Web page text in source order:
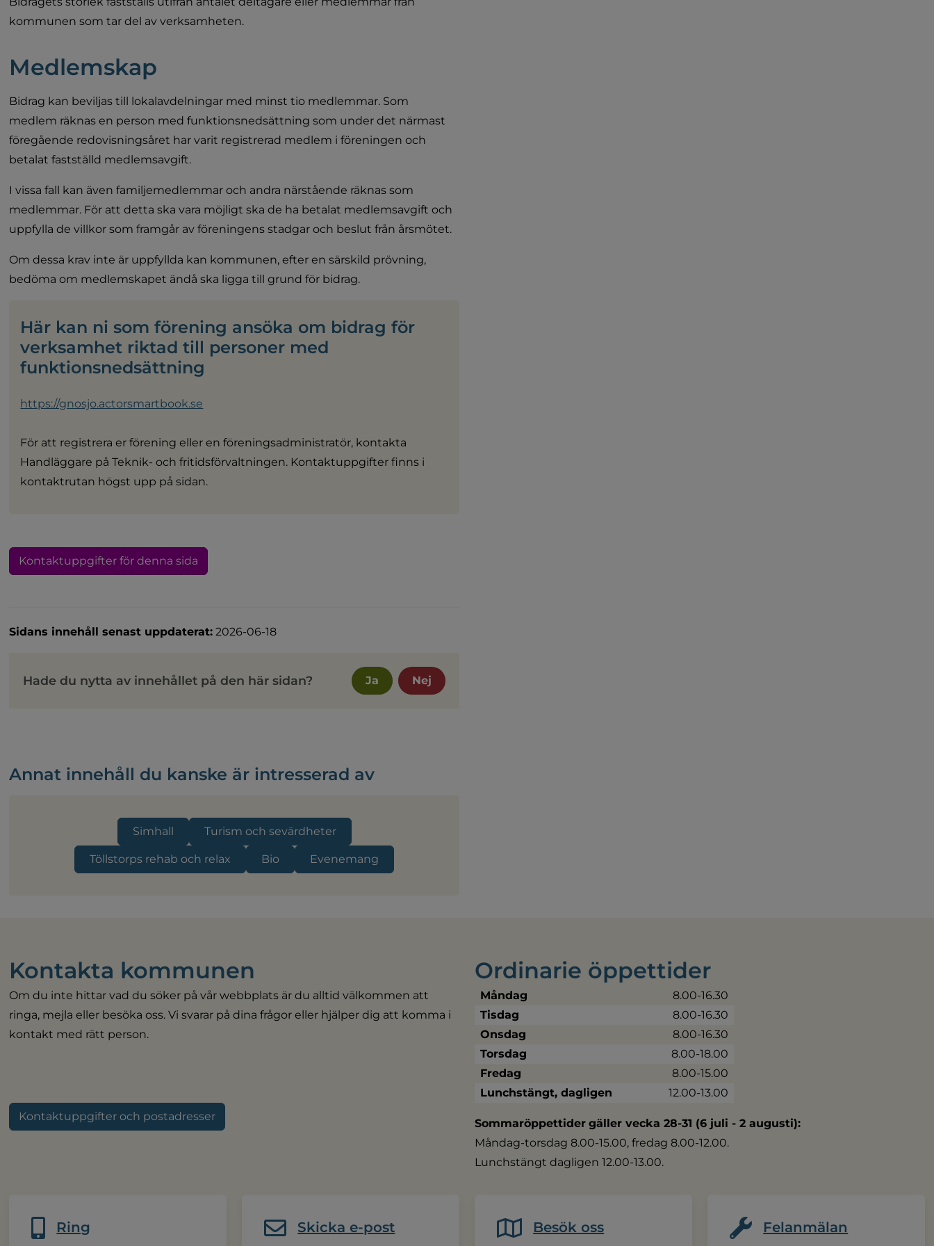
kommunen som tar del av verksamheten.
Medlemskap
Bidrag kan beviljas till lokalavdelningar med minst tio medlemmar. Som
medlem räknas en person med funktionsnedsättning som under det närmast
föregående redovisningsåret har varit registrerad medlem i föreningen och
betalat fastställd medlemsavgift.
I vissa fall kan även familjemedlemmar och andra närstående räknas som
medlemmar. För att detta ska vara möjligt ska de ha betalat medlemsavgift och
uppfylla de villkor som framgår av föreningens stadgar och beslut från årsmötet.
Om dessa krav inte är uppfyllda kan kommunen, efter en särskild prövning,
bedöma om medlemskapet ändå ska ligga till grund för bidrag.
Här kan ni som förening ansöka om bidrag för
verksamhet riktad till personer med
funktionsnedsättning
https://gnosjo.actorsmartbook.se
För att registrera er förening eller en föreningsadministratör, kontakta
Handläggare på Teknik- och fritidsförvaltningen. Kontaktuppgifter finns i
kontaktrutan högst upp på sidan.
Kontaktuppgifter för denna sida
Sidans innehåll senast uppdaterat: 2026-06-18
Hade du nytta av innehållet på den här sidan? Ja Nej
Annat innehåll du kanske är intresserad av
Simhall Turism och sevärdheter
Töllstorps rehab och relax Bio Evenemang
Kontakta kommunen
Om du inte hittar vad du söker på vår webbplats är du alltid välkommen att
ringa, mejla eller besöka oss. Vi svarar på dina frågor eller hjälper dig att komma i
kontakt med rätt person.
Kontaktuppgifter och postadresser
Ordinarie öppettider
Måndag
8.00-16.30
Tisdag
8.00-16.30
Onsdag
8.00-16.30
Torsdag
8.00-18.00
Fredag
8.00-15.00
Lunchstängt, dagligen
12.00-13.00
Sommaröppettider gäller vecka 28-31 (6 juli - 2 augusti):
Måndag-torsdag 8.00-15.00, fredag 8.00-12.00.
Lunchstängt dagligen 12.00-13.00.
Ring
Skicka e-post Besök oss Felanmälan